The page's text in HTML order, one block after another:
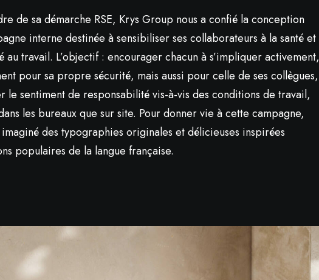
de sa démarche RSE, Krys Group nous a confié la conception
interne destinée à sensibiliser ses collaborateurs à la santé et
au travail. L’objectif : encourager chacun à s’impliquer activement,
pour sa propre sécurité, mais aussi pour celle de ses collègues,
le sentiment de responsabilité vis-à-vis des conditions de travail,
les bureaux que sur site. Pour donner vie à cette campagne,
imaginé des typographies originales et délicieuses inspirées
populaires de la langue française.